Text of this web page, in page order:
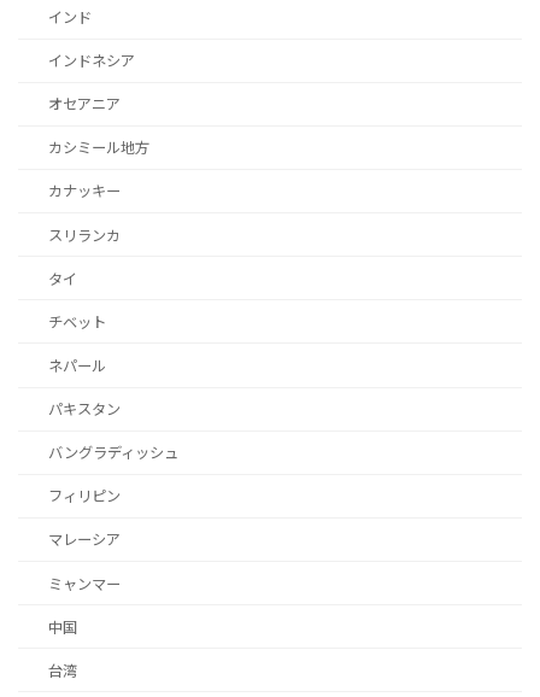
インド
インドネシア
オセアニア
カシミール地方
カナッキー
スリランカ
タイ
チベット
ネパール
パキスタン
バングラディッシュ
フィリピン
マレーシア
ミャンマー
中国
台湾